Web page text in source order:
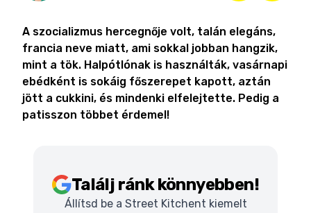
A szocializmus hercegnője volt, talán elegáns,
francia neve miatt, ami sokkal jobban hangzik,
mint a tök. Halpótlónak is használták, vasárnapi
ebédként is sokáig főszerepet kapott, aztán
jött a cukkini, és mindenki elfelejtette. Pedig a
patisszon többet érdemel!
Találj ránk könnyebben!
Állítsd be a Street Kitchent kiemelt